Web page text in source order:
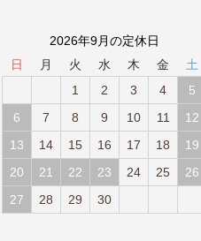
2026年9月の定休日
日
月 火 水 木 金
土
1
2 3 4
5
6
7 8 9 10 11
12
13
14 15 16 17 18
19
20
21 22 23 24 25
26
27
28 29 30